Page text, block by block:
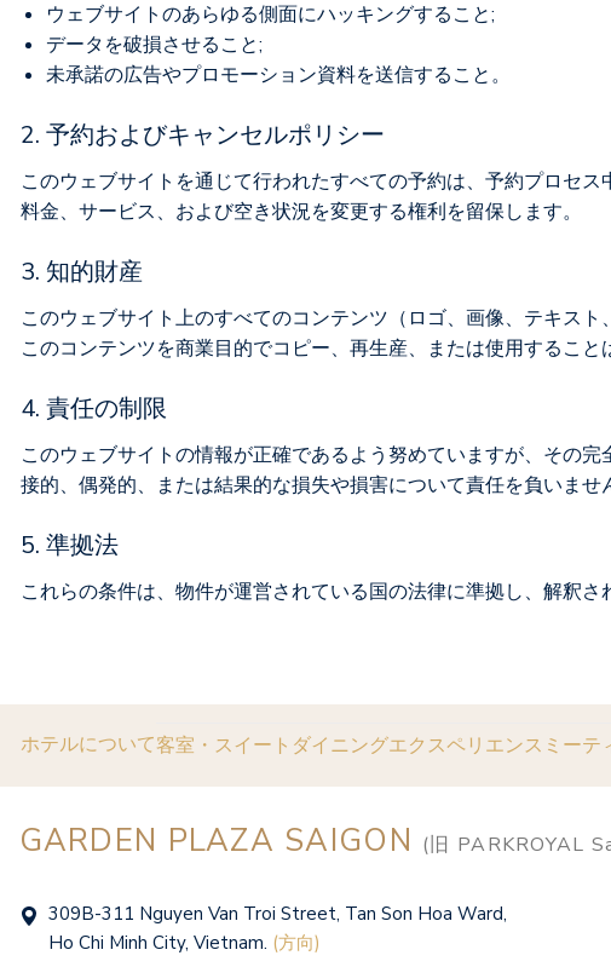
ウェブサイトのあらゆる側面にハッキングすること;
データを破損させること;
未承諾の広告やプロモーション資料を送信すること。
2. 予約およびキャンセルポリシー
このウェブサイトを通じて行われたすべての予約は、予約プロセ
料金、サービス、および空き状況を変更する権利を留保します。
3. 知的財産
このウェブサイト上のすべてのコンテンツ（ロゴ、画像、テキス
このコンテンツを商業目的でコピー、再生産、または使用すること
4. 責任の制限
このウェブサイトの情報が正確であるよう努めていますが、その
接的、偶発的、または結果的な損失や損害について責任を負いませ
5. 準拠法
これらの条件は、物件が運営されている国の法律に準拠し、解釈
ホテルについて客室・スイート ダイニングエクスペリエンス ミーテ
GARDEN PLAZA SAIGON (旧 PARKROYAL
309B-311 Nguyen Van Troi Street, Tan Son Hoa Ward,
Ho Chi Minh City, Vietnam. (方向)